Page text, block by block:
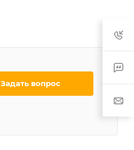
Задать вопрос